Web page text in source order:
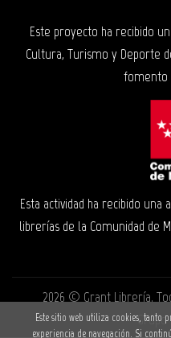
Este proyecto ha recibido
Cultura, Turismo y Deporte
fomento
Esta actividad ha recibido
librerías de la Comunidad de
2026 ©Grant Librería.
Grupo
Este sitio web utiliza cookies, tanto
experiencia de navegación. Si